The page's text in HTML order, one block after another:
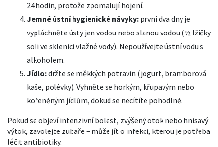
24 hodin, protože zpomalují hojení.
Jemné ústní hygienické návyky: první dva dny je
vypláchněte ústy jen vodou nebo slanou vodou (½ lžičky
soli ve sklenici vlažné vody). Nepoužívejte ústní vodu s
alkoholem.
Jídlo:držte se měkkých potravin (jogurt, bramborová
kaše, polévky). Vyhněte se horkým, křupavým nebo
kořeněným jídlům, dokud se necítíte pohodlně.
Pokud se objeví intenzivní bolest, zvýšený otok nebo hnisavý
výtok, zavolejte zubaře – může jít o infekci, kterou je potřeba
léčit antibiotiky.